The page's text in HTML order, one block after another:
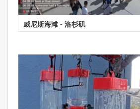
威尼斯海滩 - 洛杉矶